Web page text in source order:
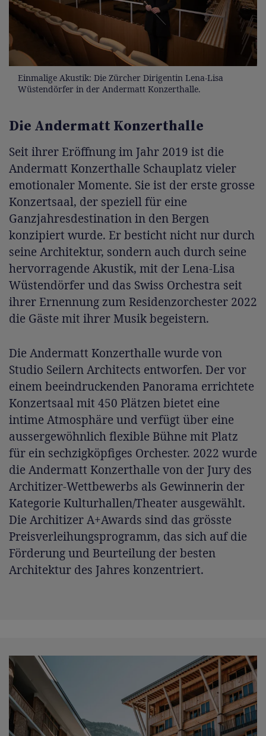
Einmalige Akustik: Die Zürcher Dirigentin Lena-Lisa
Wüstendörfer in der Andermatt Konzerthalle.
Die Andermatt Konzerthalle
Seit ihrer Eröffnung im Jahr 2019 ist die
Andermatt Konzerthalle Schauplatz vieler
emotionaler Momente. Sie ist der erste grosse
Konzertsaal, der speziell für eine
Ganzjahresdestination in den Bergen
konzipiert wurde. Er besticht nicht nur durch
seine Architektur, sondern auch durch seine
hervorragende Akustik, mit der Lena-Lisa
Wüstendörfer und das Swiss Orchestra seit
ihrer Ernennung zum Residenzorchester 2022
die Gäste mit ihrer Musik begeistern.
Die Andermatt Konzerthalle wurde von
Studio Seilern Architects entworfen. Der vor
einem beeindruckenden Panorama errichtete
Konzertsaal mit 450 Plätzen bietet eine
intime Atmosphäre und verfügt über eine
aussergewöhnlich flexible Bühne mit Platz
für ein sechzigköpfiges Orchester. 2022 wurde
die Andermatt Konzerthalle von der Jury des
Architizer-Wettbewerbs als Gewinnerin der
Kategorie Kulturhallen/Theater ausgewählt.
Die Architizer A+Awards sind das grösste
Preisverleihungsprogramm, das sich auf die
Förderung und Beurteilung der besten
Architektur des Jahres konzentriert.